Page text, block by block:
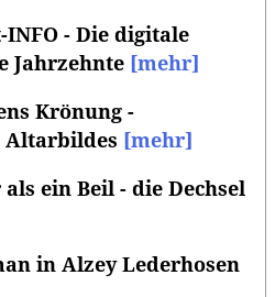
INFO - Die digitale
Jahrzehnte [mehr]
Krönung -
Altarbildes [mehr]
als ein Beil - die Dechsel
in Alzey Lederhosen